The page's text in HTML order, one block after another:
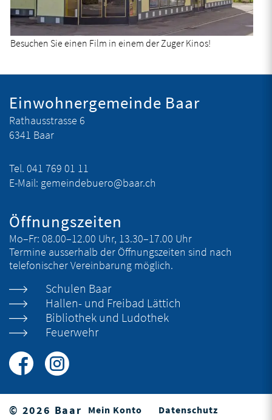
Besuchen Sie einen Film in einem der Zuger Kinos!
Fusszeile
Einwohnergemeinde Baar
Rathausstrasse 6
6341 Baar
Tel. 041 769 01 11
E-Mail: gemeindebuero@baar.ch
Öffnungszeiten
Mo–Fr: 08.00–12.00 Uhr, 13.30–17.00 Uhr
Termine ausserhalb der Öffnungszeiten sind nach
telefonischer Vereinbarung möglich.
Schulen Baar
Hallen- und Freibad Lättich
Bibliothek und Ludothek
Feuerwehr
© 2026 Baar Mein Konto
Datenschutz